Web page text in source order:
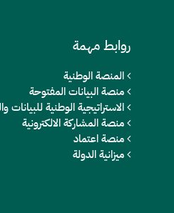
روابط مهمة
المنصة الوطنية
منصة البيانات المفتوحة
الاستراتيجية الوطنية للبيانات
منصة المشاركة الالكترونية
منصة اعتماد
ميزانية الدولة